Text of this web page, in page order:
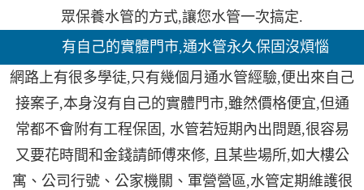
眾保養水管的方式,讓您水管一次搞定.
有自己的實體門市,通水管永久保固沒煩惱
網路上有很多學徒,只有幾個月通水管經驗,便出來自己
接案子,本身沒有自己的實體門市,雖然價格便宜,但通
常都不會附有工程保固, 水管若短期內出問題,很容易
又要花時間和金錢請師傅來修, 且某些場所,如大樓公
寓、公司行號、公家機關、軍營營區,水管定期維護很